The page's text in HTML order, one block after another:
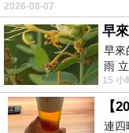
2026-08-07
早
早
雨
下子
15 小
連四